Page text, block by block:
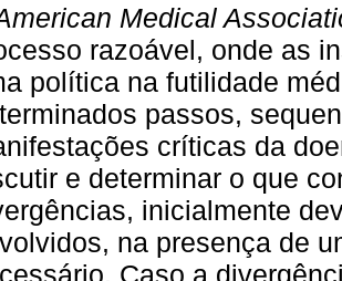
Medical
razoável, onde as
política na futilidade
passos,
críticas da
e determinar o que
inicialmente
na presença de
Caso a